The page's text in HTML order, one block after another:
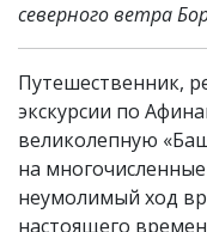
северного ветра
Путешественник,
экскурсии по
великолепную
на
неумолимый ход
настоящего